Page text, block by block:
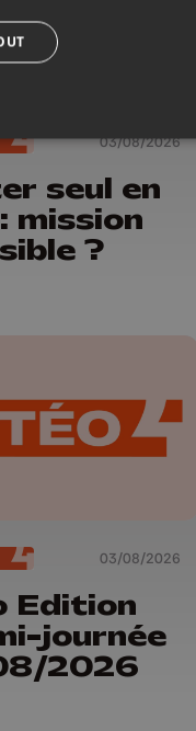
03/08/2026
seul en
mission
?
03/08/2026
Edition
journée
2026